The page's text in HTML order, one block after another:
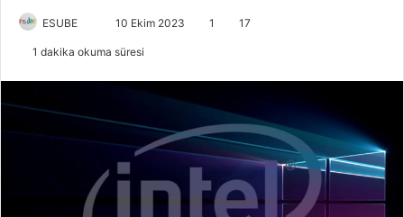
ESUBE 10 Ekim 2023 1 17
1 dakika okuma süresi